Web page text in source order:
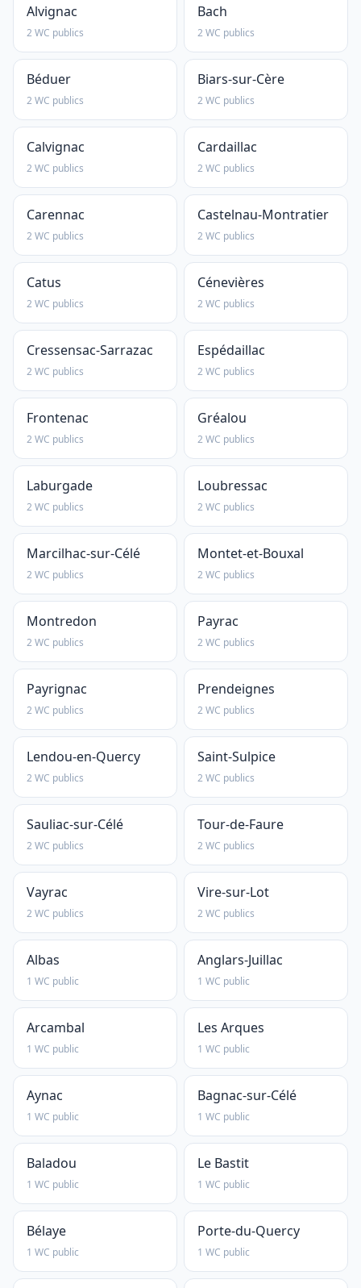
Alvignac
2 WC publics
Bach
2 WC publics
Béduer
2 WC publics
Biars-sur-Cère
2 WC publics
Calvignac
2 WC publics
Cardaillac
2 WC publics
Carennac
2 WC publics
Castelnau-Montratier
2 WC publics
Catus
2 WC publics
Cénevières
2 WC publics
Cressensac-Sarrazac
2 WC publics
Espédaillac
2 WC publics
Frontenac
2 WC publics
Gréalou
2 WC publics
Laburgade
2 WC publics
Loubressac
2 WC publics
Marcilhac-sur-Célé
2 WC publics
Montet-et-Bouxal
2 WC publics
Montredon
2 WC publics
Payrac
2 WC publics
Payrignac
2 WC publics
Prendeignes
2 WC publics
Lendou-en-Quercy
2 WC publics
Saint-Sulpice
2 WC publics
Sauliac-sur-Célé
2 WC publics
Tour-de-Faure
2 WC publics
Vayrac
2 WC publics
Vire-sur-Lot
2 WC publics
Albas
1 WC public
Anglars-Juillac
1 WC public
Arcambal
1 WC public
Les Arques
1 WC public
Aynac
1 WC public
Bagnac-sur-Célé
1 WC public
Baladou
1 WC public
Le Bastit
1 WC public
Bélaye
1 WC public
Porte-du-Quercy
1 WC public